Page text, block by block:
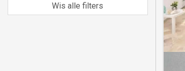
Wis alle filters